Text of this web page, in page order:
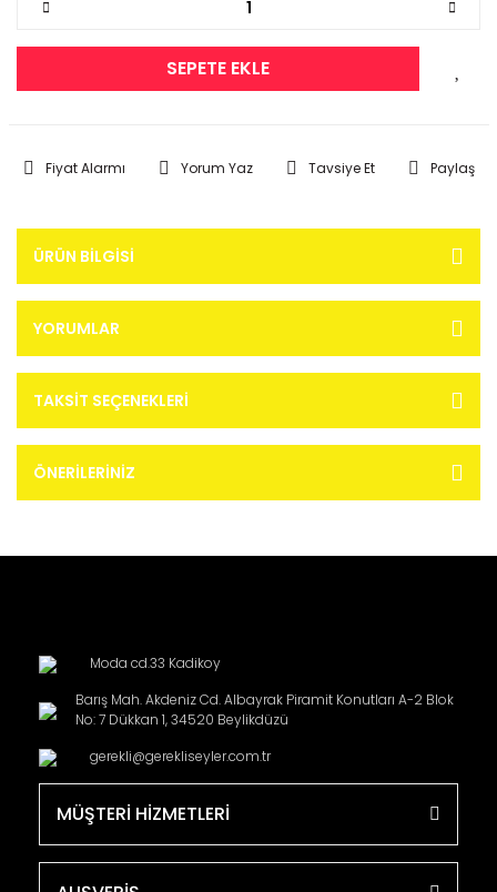
SEPETE EKLE
Fiyat Alarmı Yorum Yaz Tavsiye Et Paylaş
ÜRÜN BILGISI
YORUMLAR
TAKSIT SEÇENEKLERI
ÖNERILERINIZ
Moda cd.33 Kadikoy
Barış Mah. Akdeniz Cd. Albayrak Piramit Konutları A-2 Blok
No: 7 Dükkan 1, 34520 Beylikdüzü
gerekli@gerekliseyler.com.tr
MÜŞTERİ HİZMETLERİ